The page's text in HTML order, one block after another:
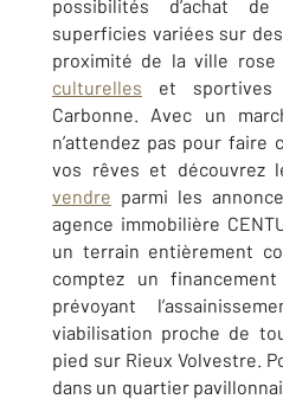
possibilités d’achat
superficies variées sur
proximité de la ville rose
culturelles et sportives
Carbonne. Avec un
n’attendez pas pour faire
vos rêves et découvrez
vendre parmi les
agence immobilière
un terrain entièrement
comptez un
prévoyant
viabilisation proche de
pied sur Rieux Volvestre.
dans un quartier